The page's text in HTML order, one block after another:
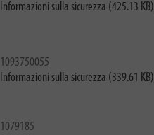
Informazioni sulla sicurezza (425.13 KB)
1093750055
Informazioni sulla sicurezza (339.61 KB)
1079185